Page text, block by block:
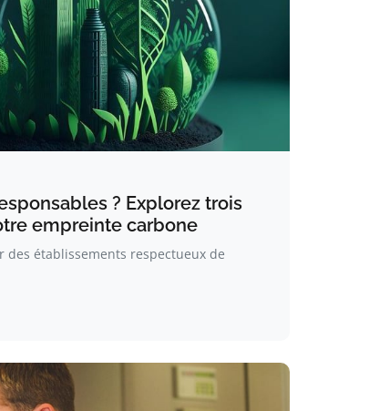
? Explorez trois
empreinte carbone
des établissements respectueux de